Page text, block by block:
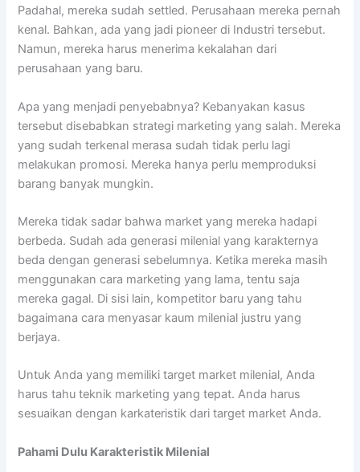
Padahal, mereka sudah settled. Perusahaan mereka pernah
kenal. Bahkan, ada yang jadi pioneer di Industri tersebut.
Namun, mereka harus menerima kekalahan dari
perusahaan yang baru.
Apa yang menjadi penyebabnya? Kebanyakan kasus
tersebut disebabkan strategi marketing yang salah. Mereka
yang sudah terkenal merasa sudah tidak perlu lagi
melakukan promosi. Mereka hanya perlu memproduksi
barang banyak mungkin.
Mereka tidak sadar bahwa market yang mereka hadapi
berbeda. Sudah ada generasi milenial yang karakternya
beda dengan generasi sebelumnya. Ketika mereka masih
menggunakan cara marketing yang lama, tentu saja
mereka gagal. Di sisi lain, kompetitor baru yang tahu
bagaimana cara menyasar kaum milenial justru yang
berjaya.
Untuk Anda yang memiliki target market milenial, Anda
harus tahu teknik marketing yang tepat. Anda harus
sesuaikan dengan karkateristik dari target market Anda.
Pahami Dulu Karakteristik Milenial